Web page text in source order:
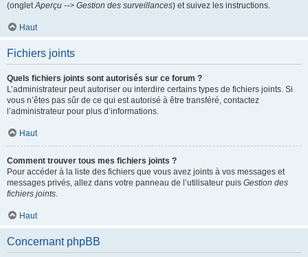
(ongletAperçu --> Gestion des surveillances) et suivez les instructions.
Haut
Fichiers joints
Quels fichiers joints sont autorisés sur ce forum ?
L’administrateur peut autoriser ou interdire certains types de fichiers joints. Si
vous n’êtes pas sûr de ce qui est autorisé à être transféré, contactez
l’administrateur pour plus d’informations.
Haut
Comment trouver tous mes fichiers joints ?
Pour accéder à la liste des fichiers que vous avez joints à vos messages et
messages privés, allez dans votre panneau de l’utilisateur puis Gestion des
fichiers joints.
Haut
Concernant phpBB